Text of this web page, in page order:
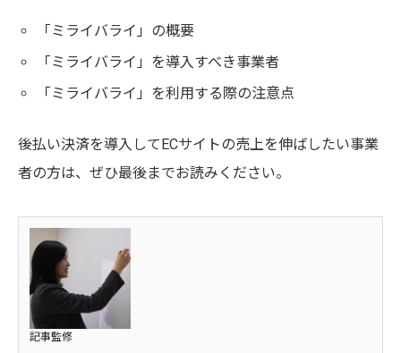
「ミライバライ」の概要
「ミライバライ」を導入すべき事業者
「ミライバライ」を利用する際の注意点
後払い決済を導入してECサイトの売上を伸ばしたい事業
者の方は、ぜひ最後までお読みください。
記事監修